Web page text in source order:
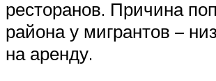
ресторанов. Причина
района у мигрантов –
на аренду.